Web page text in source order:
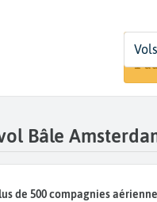
Dates
1
Bâle
de 500 compagnies